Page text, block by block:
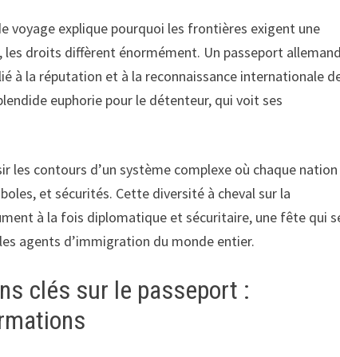
voyage explique pourquoi les frontières exigent une
droits diffèrent énormément. Un passeport allemand
à la réputation et à la reconnaissance internationale
euphorie pour le détenteur, qui voit ses
les contours d’un système complexe où chaque nation
et sécurités. Cette diversité à cheval sur la
à la fois diplomatique et sécuritaire, une fête qui
agents d’immigration du monde entier.
clés sur le passeport :